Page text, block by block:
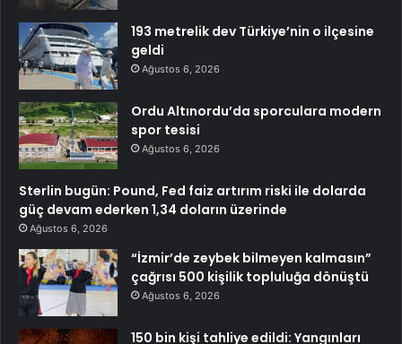
193 metrelik dev Türkiye’nin o ilçesine
geldi
Ağustos 6, 2026
Ordu Altınordu’da sporculara modern
spor tesisi
Ağustos 6, 2026
Sterlin bugün: Pound, Fed faiz artırım riski ile dolarda
güç devam ederken 1,34 doların üzerinde
Ağustos 6, 2026
“İzmir’de zeybek bilmeyen kalmasın”
çağrısı 500 kişilik topluluğa dönüştü
Ağustos 6, 2026
150 bin kişi tahliye edildi: Yangınları